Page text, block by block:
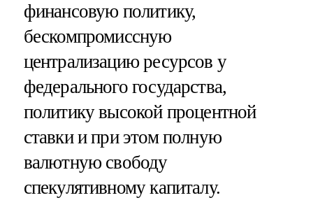
финансовую политику,
бескомпромиссную
централизацию ресурсов у
федерального государства,
политику высокой процентной
ставки и при этом полную
валютную свободу
спекулятивному капиталу.